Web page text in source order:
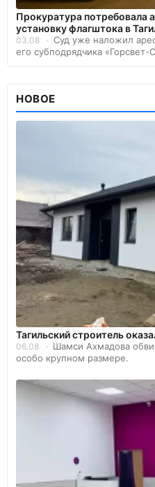
Прокуратура потребовала
установку флагштока в
03.08
Суд уже наложил
его субподрядчика «Горсвет-
НОВОЕ
Тагильский строитель
06.08
Шамси Ахмадова
особо крупном размере.